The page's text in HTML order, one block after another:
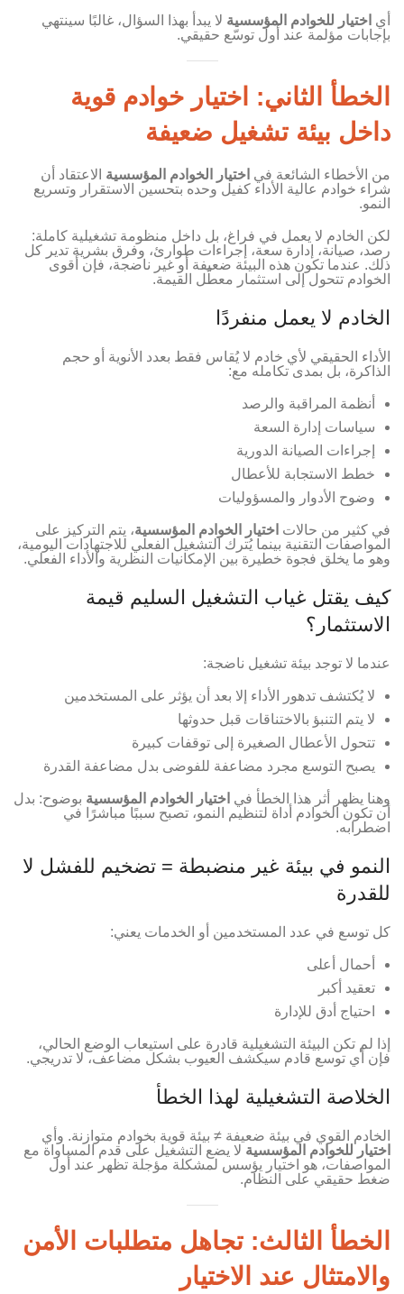
أي اختيار للخوادم المؤسسية لا يبدأ بهذا السؤال، غالبًا سينتهي
بإجابات مؤلمة عند أول توسّع حقيقي.
الخطأ الثاني: اختيار خوادم قوية
داخل بيئة تشغيل ضعيفة
من الأخطاء الشائعة في اختيار الخوادم المؤسسية الاعتقاد أن
شراء خوادم عالية الأداء كفيل وحده بتحسين الاستقرار وتسريع
النمو.
لكن الخادم لا يعمل في فراغ، بل داخل منظومة تشغيلية كاملة:
رصد، صيانة، إدارة سعة، إجراءات طوارئ، وفرق بشرية تدير كل
ذلك. عندما تكون هذه البيئة ضعيفة أو غير ناضجة، فإن أقوى
الخوادم تتحول إلى استثمار معطّل القيمة.
الخادم لا يعمل منفردًا
الأداء الحقيقي لأي خادم لا يُقاس فقط بعدد الأنوية أو حجم
الذاكرة، بل بمدى تكامله مع:
أنظمة المراقبة والرصد
سياسات إدارة السعة
إجراءات الصيانة الدورية
خطط الاستجابة للأعطال
وضوح الأدوار والمسؤوليات
في كثير من حالات اختيار الخوادم المؤسسية، يتم التركيز على
المواصفات التقنية بينما يُترك التشغيل الفعلي للاجتهادات اليومية،
وهو ما يخلق فجوة خطيرة بين الإمكانيات النظرية والأداء الفعلي.
كيف يقتل غياب التشغيل السليم قيمة
الاستثمار؟
عندما لا توجد بيئة تشغيل ناضجة:
لا يُكتشف تدهور الأداء إلا بعد أن يؤثر على المستخدمين
لا يتم التنبؤ بالاختناقات قبل حدوثها
تتحول الأعطال الصغيرة إلى توقفات كبيرة
يصبح التوسع مجرد مضاعفة للفوضى بدل مضاعفة القدرة
وهنا يظهر أثر هذا الخطأ في اختيار الخوادم المؤسسية بوضوح: بدل
أن تكون الخوادم أداة لتنظيم النمو، تصبح سببًا مباشرًا في
اضطرابه.
النمو في بيئة غير منضبطة = تضخيم للفشل لا
للقدرة
كل توسع في عدد المستخدمين أو الخدمات يعني:
أحمال أعلى
تعقيد أكبر
احتياج أدق للإدارة
إذا لم تكن البيئة التشغيلية قادرة على استيعاب الوضع الحالي،
فإن أي توسع قادم سيكشف العيوب بشكل مضاعف، لا تدريجي.
الخلاصة التشغيلية لهذا الخطأ
الخادم القوي في بيئة ضعيفة ≠ بيئة قوية بخوادم متوازنة. وأي
اختيار للخوادم المؤسسية لا يضع التشغيل على قدم المساواة مع
المواصفات، هو اختيار يؤسس لمشكلة مؤجلة تظهر عند أول
ضغط حقيقي على النظام.
الخطأ الثالث: تجاهل متطلبات الأمن
والامتثال عند الاختيار